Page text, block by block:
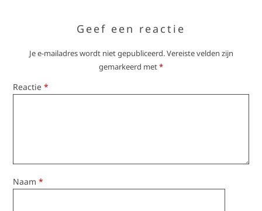
Geef een reactie
Je e-mailadres wordt niet gepubliceerd.Vereiste velden zijn
gemarkeerd met*
Reactie*
Naam*